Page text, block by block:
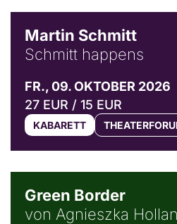
Martin Schmitt
Schmitt happens
FR., 09. OKTOBER 2026
27 EUR / 15 EUR
KABARETT
Green Border
von Agnieszka